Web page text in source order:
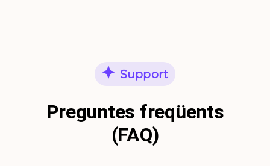
Support
Preguntes freqüents
(FAQ)